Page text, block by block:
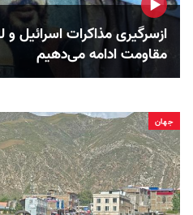
ازسرگیری مذاکرات اسرائیل و
مقاومت ادامه می‌دهیم
جهان